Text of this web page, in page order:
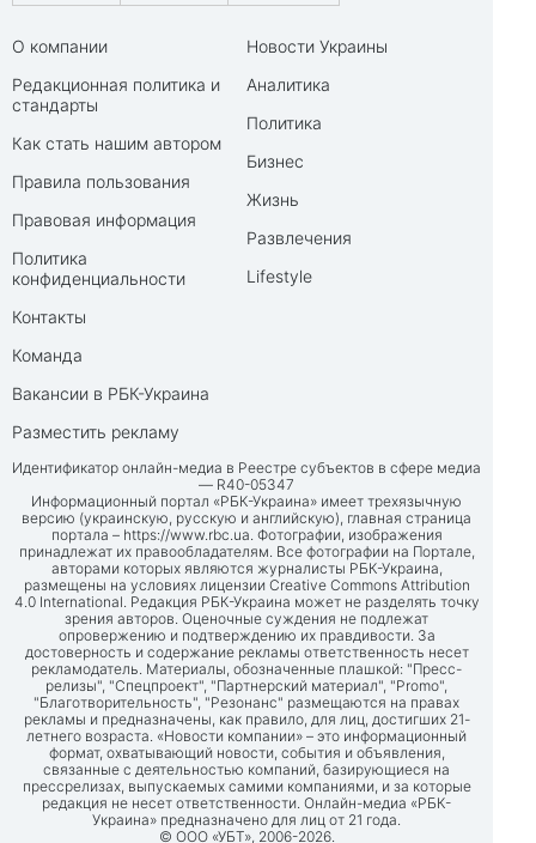
О компании
Редакционная политика и
стандарты
Как стать нашим автором
Правила пользования
Правовая информация
Политика
конфиденциальности
Контакты
Команда
Вакансии в РБК-Украина
Разместить рекламу
Новости Украины
Аналитика
Политика
Бизнес
Жизнь
Развлечения
Lifestyle
Идентификатор онлайн-медиа в Реестре субъектов в сфере медиа
— R40-05347
Информационный портал «РБК-Украина» имеет трехязычную
версию (украинскую, русскую и английскую), главная страница
портала – https://www.rbc.ua. Фотографии, изображения
принадлежат их правообладателям. Все фотографии на Портале,
авторами которых являются журналисты РБК-Украина,
размещены на условиях лицензии Creative Commons Attribution
4.0 International. Редакция РБК-Украина может не разделять точку
зрения авторов. Оценочные суждения не подлежат
опровержению и подтверждению их правдивости. За
достоверность и содержание рекламы ответственность несет
рекламодатель. Материалы, обозначенные плашкой: "Пресс-
релизы", "Спецпроект", "Партнерский материал", "Promo",
"Благотворительность", "Резонанс" размещаются на правах
рекламы и предназначены, как правило, для лиц, достигших 21-
летнего возраста. «Новости компании» – это информационный
формат, охватывающий новости, события и объявления,
связанные с деятельностью компаний, базирующиеся на
прессрелизах, выпускаемых самими компаниями, и за которые
редакция не несет ответственности. Онлайн-медиа «РБК-
Украина» предназначено для лиц от 21 года.
© ООО «УБТ», 2006-2026.